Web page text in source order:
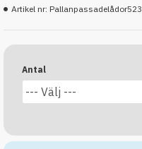
Artikel nr: Pallanpassadelådor523
Antal